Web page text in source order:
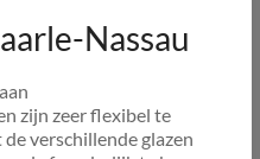
Nassau
zijn zeer flexibel te
verschillende glazen